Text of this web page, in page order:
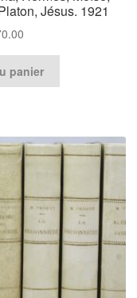
Jésus. 1921
panier